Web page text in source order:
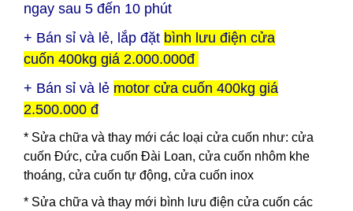
ngay sau 5 đến 10 phút
+ Bán sỉ và lẻ, lắp đặt bình lưu điện cửa
cuốn 400kg giá 2.000.000đ
+ Bán sỉ và lẻ motor cửa cuốn 400kg giá
2.500.000 đ
* Sửa chữa và thay mới các loại cửa cuốn như: cửa
cuốn Đức, cửa cuốn Đài Loan, cửa cuốn nhôm khe
thoáng, cửa cuốn tự động, cửa cuốn inox
* Sửa chữa và thay mới bình lưu điện cửa cuốn các